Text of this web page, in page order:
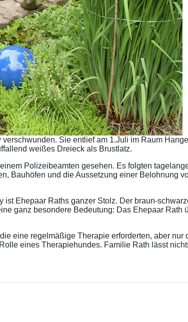
Sie entlief am 1.Juli im Raum
weißes Dreieck als Brustlatz.
Polizeibeamten gesehen. Es folgten
Bauhöfen und die Aussetzung einer Belohnung
Ehepaar Raths ganzer Stolz. Der braun-
ganz besondere Bedeutung: Das Ehepaar Rath
eine regelmäßige Therapie erforderten, aber nur
eines Therapiehundes. Familie Rath lässt